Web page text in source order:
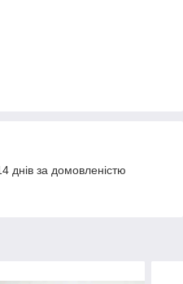
днів за домовленістю